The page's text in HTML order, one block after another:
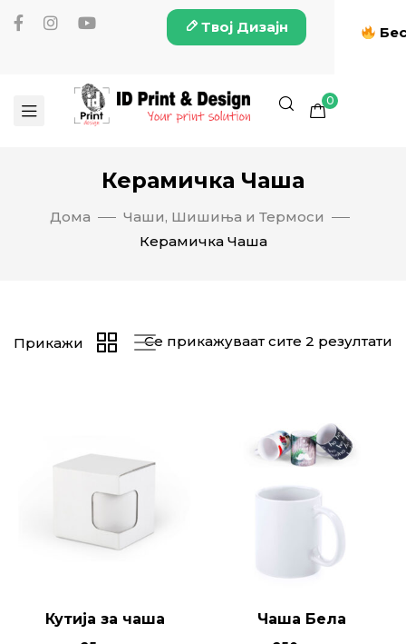
Твој Дизајн
0
Керамичка Чаша
Дома
Чаши, Шишиња и Термоси
Керамичка Чаша
Се прикажуваат сите 2 резултати
Прикажи
Кутија за чаша Чаша Бела